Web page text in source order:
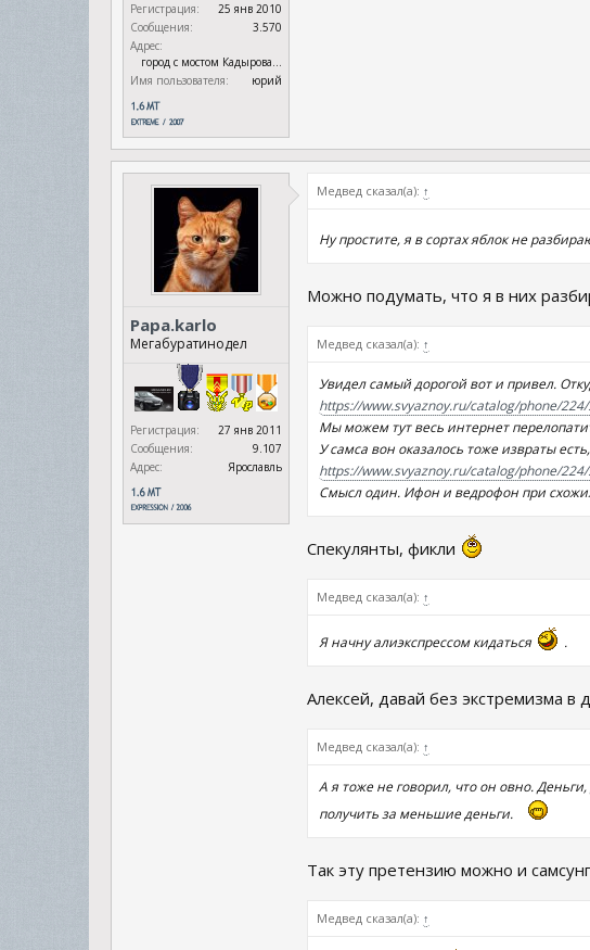
Регистрация:
25 янв 2010
Сообщения:
3.570
Адрес:
город с мостом Кадырова...
Имя пользователя:
юрий
Papa.karlo
Мегабуратинодел
Регистрация:
27 янв 2011
Сообщения:
9.107
Адрес:
Ярославль
Медвед сказал(а): ↑
Ну простите, я в сортах яблок не
Можно подумать, что я в них
Медвед сказал(а): ↑
Увидел самый дорогой вот и привел.
https://www.svyaznoy.ru/catalog/phone/
Мы можем тут весь интернет
У самса вон оказалось тоже извраты
https://www.svyaznoy.ru/catalog/phone/
Смысл один. Ифон и ведрофон при
Спекулянты, фикли
Медвед сказал(а): ↑
Я начну алиэкспрессом кидаться .
Алексей, давай без экстремизма в
Медвед сказал(а): ↑
А я тоже не говорил, что он овно.
получить за меньшие деньги.
Так эту претензию можно и
Медвед сказал(а): ↑